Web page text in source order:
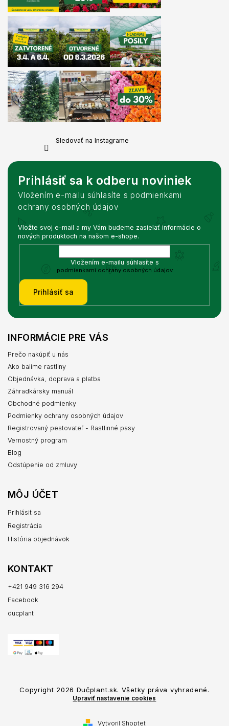
Sledovať na Instagrame
Prihlásiť sa k odberu noviniek
Vložením e-mailu súhlasíte s podmienkami
ochrany osobných údajov
Vložte svoj e-mail a my Vám budeme zasielať informácie o
nových produktoch na našom e-shope.
Vložením e-mailu súhlasíte s
podmienkami ochrany osobných údajov
Prihlásiť sa
INFORMÁCIE PRE VÁS
Prečo nakúpiť u nás
Ako balíme rastliny
Objednávka, doprava a platba
Záhradkársky manuál
Obchodné podmienky
Podmienky ochrany osobných údajov
Registrovaný pestovateľ - Rastlinné pasy
Vernostný program
Blog
Odstúpenie od zmluvy
MÔJ ÚČET
Prihlásiť sa
Registrácia
História objednávok
KONTAKT
+421 949 316 294
Facebook
ducplant
Vytvoril Shoptet
Copyright 2026 Dučplant.sk. Všetky práva vyhradené.
Upraviť nastavenie cookies